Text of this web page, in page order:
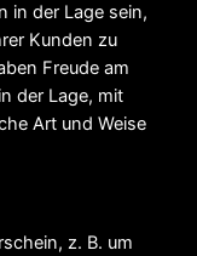
in der Lage sein,
Kunden zu
Freude am
der Lage, mit
Art und Weise
z. B. um